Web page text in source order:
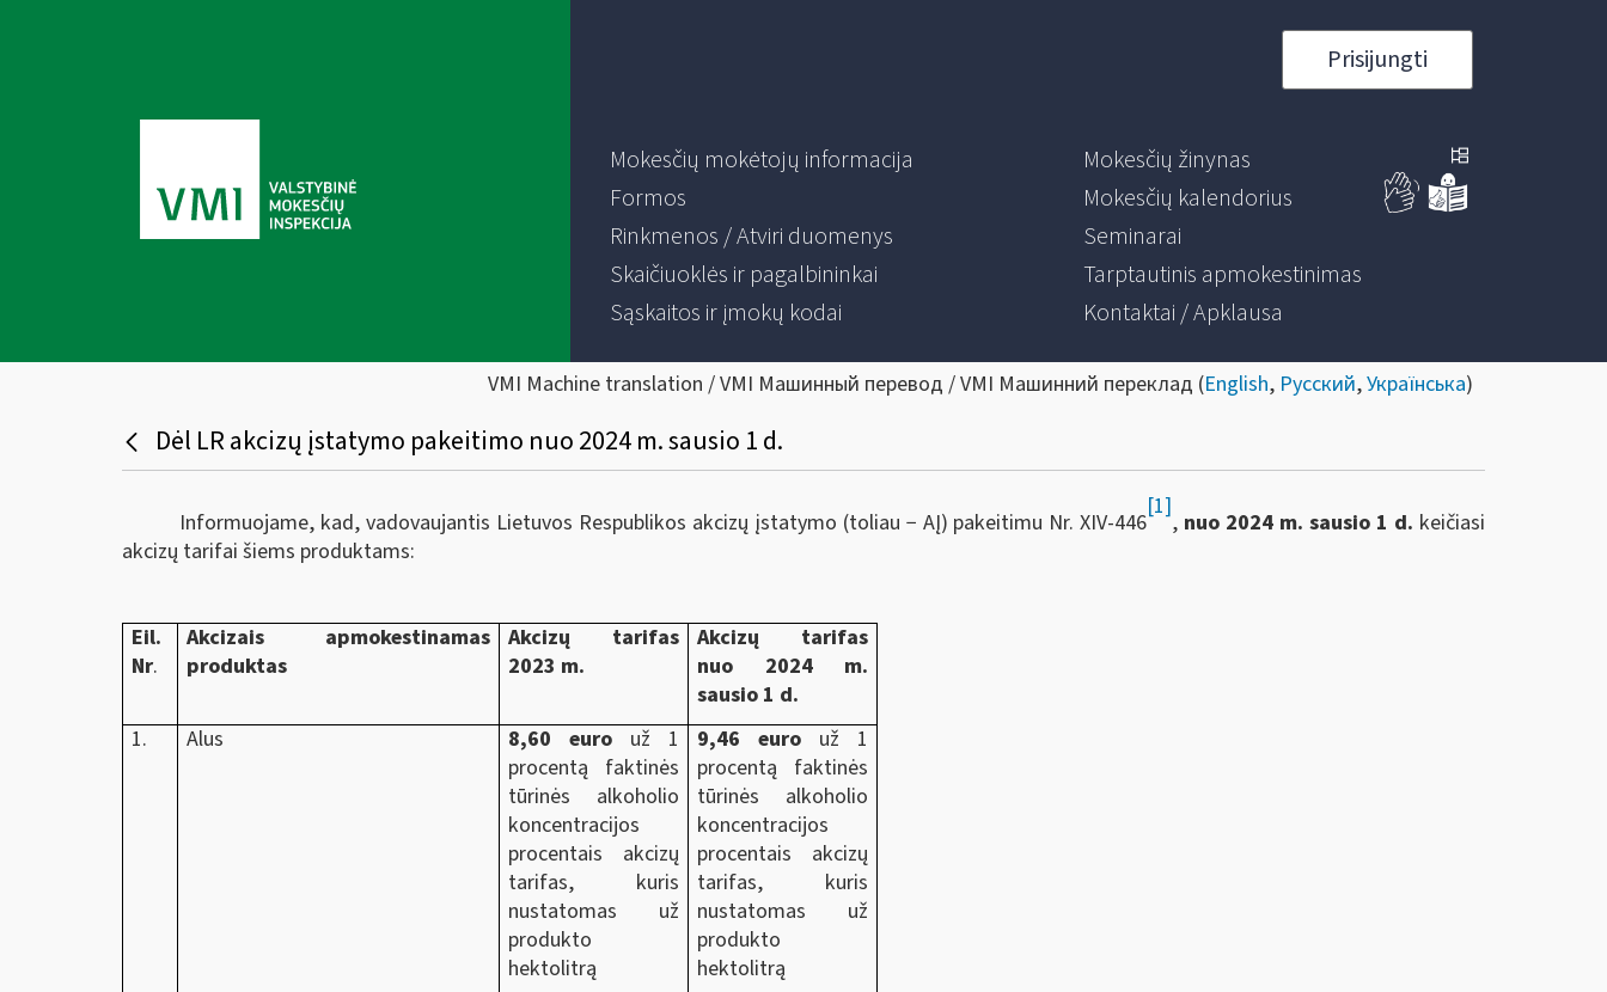
Prisijungti
Mokesčių mokėtojų informacija
Formos
Rinkmenos / Atviri duomenys
Skaičiuoklės ir pagalbininkai
Sąskaitos ir įmokų kodai
Mokesčių žinynas
Mokesčių kalendorius
Seminarai
Tarptautinis apmokestinimas
Kontaktai / Apklausa
VMI Machine translation / VMI Машинный перевод / VMI Машинний переклад (English, Русский,Українська)
Dėl LR akcizų įstatymo pakeitimo nuo 2024 m. sausio 1 d.
Informuojame, kad, vadovaujantis Lietuvos Respublikos akcizų įstatymo (toliau − AĮ) pakeitimu Nr. XIV-446
[1]
, nuo 2024 m. sausio 1 d. keičiasi
akcizų tarifai šiems produktams:
Eil.
Nr.
Akcizais apmokestinamas
produktas
Akcizų tarifas
2023 m.
Akcizų tarifas
nuo 2024 m.
sausio 1 d.
1.
Alus 8,60 euro už 1
procentą faktinės
tūrinės alkoholio
koncentracijos
procentais akcizų
tarifas, kuris
nustatomas už
produkto
hektolitrą
9,46 euro už 1
procentą faktinės
tūrinės alkoholio
koncentracijos
procentais akcizų
tarifas, kuris
nustatomas už
produkto
hektolitrą